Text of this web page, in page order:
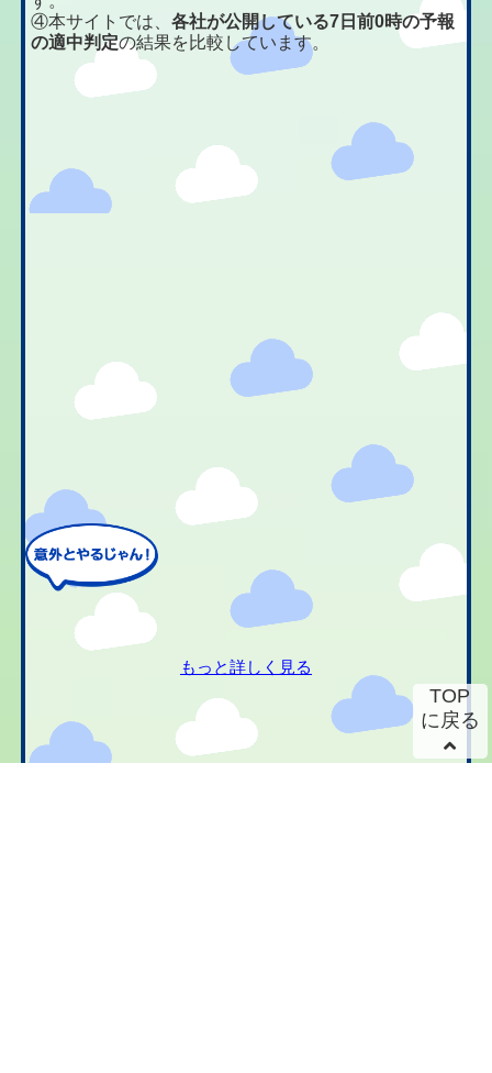
④本サイトでは、各社が公開している7日前0時の予報
の適中判定の結果を比較しています。
もっと詳しく見る
TOP
に戻る